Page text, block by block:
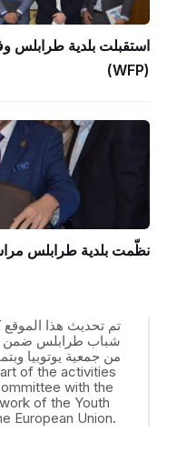
استقبلت بلدية طرابلس
(WFP)
نظّمت بلدية طرابلس
تم تحديث هذا
من جمعية يوتوبيا
of the activities
with the
of the Youth
European Union.